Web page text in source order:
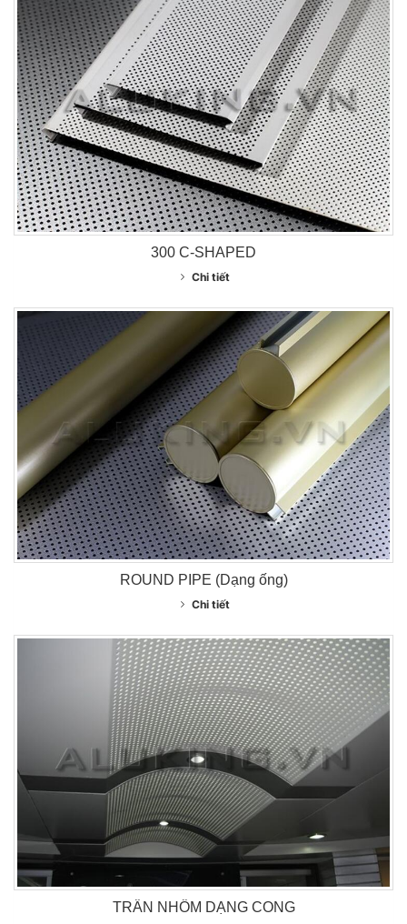
300 C-SHAPED
Chi tiết
ROUND PIPE (Dạng ống)
Chi tiết
TRẦN NHÔM DẠNG CONG